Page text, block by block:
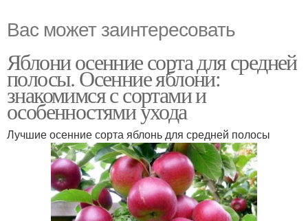
Вас может заинтересовать
Яблони осенние сорта для средней
полосы. Осенние яблони:
знакомимся с сортами и
особенностями ухода
Лучшие осенние сорта яблонь для средней полосы